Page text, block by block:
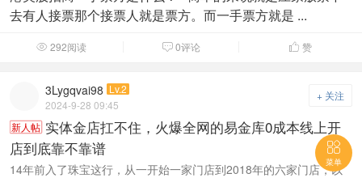
去有人接票那个接票人就是票方。而一手票方就是 ...
 292阅读  0评论  赞
+ 关注
3Lygqvai98 Lv.2
2024-9-28 09:45
新人帖 实体金店扛不住，火爆全网的易金库0成本线上开
店到底靠不靠谱
14年前入了珠宝这行，从一开始一家门店到2018年的六家门店，以

菜单